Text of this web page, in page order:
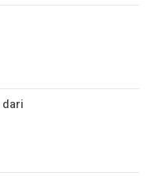
dari